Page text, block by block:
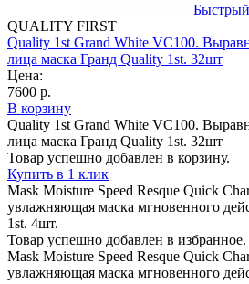
QUALITY FIRST
Quality 1st Grand White VC100.
лица маска Гранд Quality 1st. 32шт
Цена:
7600 р.
В корзину
Quality 1st Grand White VC100.
лица маска Гранд Quality 1st. 32шт
Товар успешно добавлен в корзину.
Купить в 1 клик
Mask Moisture Speed Resque Quick
увлажняющая маска мгновенного
1st. 4шт.
Товар успешно добавлен в избранное.
Mask Moisture Speed Resque Quick
увлажняющая маска мгновенного